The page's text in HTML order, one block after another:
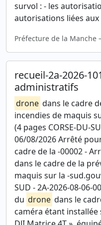
survol : - les
autorisations liées
Préfecture de la Manche
recueil-2a-2026-
administratifs
drone dans le cadre
incendies de maquis
(4 pages CORSE-DU-
06/08/2026 Arrêté
cadre de la -00002 -
dans le cadre de la
maquis sur la -
SUD - 2A-2026-08-06-
du drone dans le
caméra étant installée